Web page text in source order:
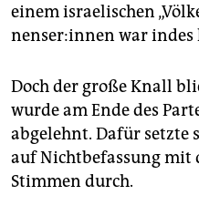
einem israelischen
nen­se­r:in­nen war indes
Doch der große Knall
wurde am Ende des
abgelehnt. Dafür setzte
auf Nichtbefassung mit
Stimmen durch.